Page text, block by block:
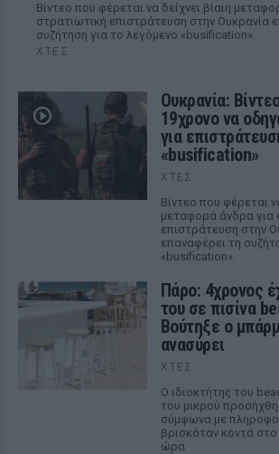
Βίντεο που φέρεται να δείχνει βίαιη
στρατιωτική επιστράτευση στην Ουκρανία
συζήτηση για το λεγόμενο «busification».
ΧΤΕΣ
Ουκρανία:
19χρονο να
για
«busification»
ΧΤΕΣ
Βίντεο που φέρεται
μεταφορά άνδρα για
επιστράτευση στην
επαναφέρει τη
«busification».
Πάρο: 4χρονος
του σε πισίνα
Βούτηξε ο
ανασύρει
ΧΤΕΣ
Ο ιδιοκτήτης του
του μικρού
σύμφωνα με
βρισκόταν κοντά στο
ώρα